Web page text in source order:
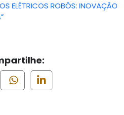
ELÉTRICOS ROBÔS: INOVAÇÃO